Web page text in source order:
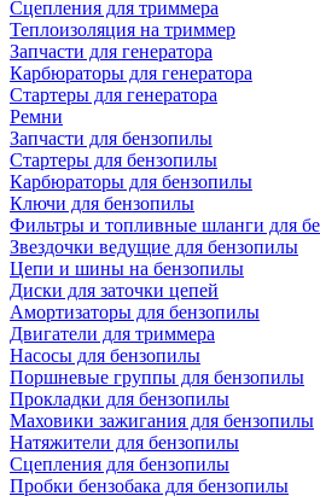
Сцепления для триммера
Теплоизоляция на триммер
Запчасти для генератора
Карбюраторы для генератора
Стартеры для генератора
Ремни
Запчасти для бензопилы
Стартеры для бензопилы
Карбюраторы для бензопилы
Ключи для бензопилы
Фильтры и топливные шланги для
Звездочки ведущие для бензопилы
Цепи и шины на бензопилы
Диски для заточки цепей
Амортизаторы для бензопилы
Двигатели для триммера
Насосы для бензопилы
Поршневые группы для бензопилы
Прокладки для бензопилы
Маховики зажигания для бензопилы
Натяжители для бензопилы
Сцепления для бензопилы
Пробки бензобака для бензопилы